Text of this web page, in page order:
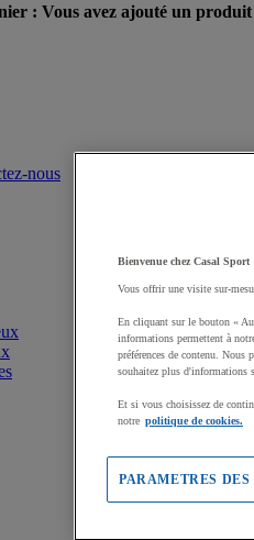
: Vous avez ajouté un
nous
Bienvenue chez Casal Sport
Vous offrir une visite sur-
En cliquant sur le bouton «
informations permettent à
préférences de contenu. Nous
souhaitez plus d'informations
Et si vous choisissez de
notre politique de cookies.
PARAMETRES